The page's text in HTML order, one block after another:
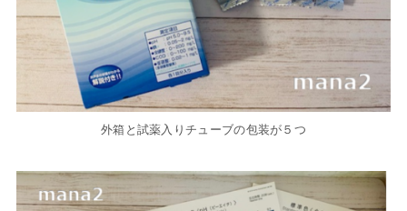
外箱と試薬入りチューブの包装が５つ